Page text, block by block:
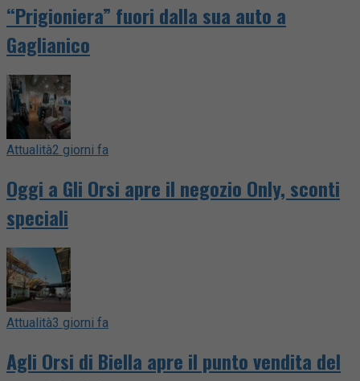
“Prigioniera” fuori dalla sua auto a
Gaglianico
Attualità2 giorni fa
Oggi a Gli Orsi apre il negozio Only, sconti
speciali
Attualità3 giorni fa
Agli Orsi di Biella apre il punto vendita del